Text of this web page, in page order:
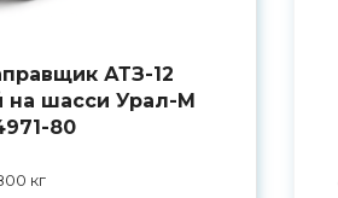
АТЗ-12
на шасси Урал-М
80
кг